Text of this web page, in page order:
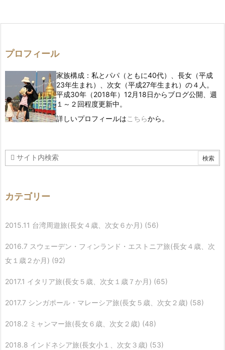
プロフィール
家族構成：私とパパ（ともに40代）、長女（平成
23年生まれ）、次女（平成27年生まれ）の４人。
平成30年（2018年）12月18日からブログ公開、週
１～２回程度更新中。
詳しいプロフィールは こちらから。
カテゴリー
2015.11 台湾周遊旅(長女４歳、次女６か月) (56)
2016.7 スウェーデン・フィンランド・エストニア旅(長女４歳、次
女１歳２か月) (92)
2017.1 イタリア旅(長女５歳、次女１歳７か月) (65)
2017.7 シンガポール・マレーシア旅(長女５歳、次女２歳) (58)
2018.2 ミャンマー旅(長女６歳、次女２歳) (48)
2018.8 インドネシア旅(長女小１、次女３歳) (53)